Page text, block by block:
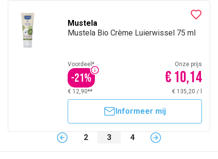
Mustela
Mustela Bio Crème Luierwissel 75 ml
Voordeel*
-21%
Onze prijs
€ 10,14
€ 12,90** € 135,20 /
Informeer mij
2 3 4